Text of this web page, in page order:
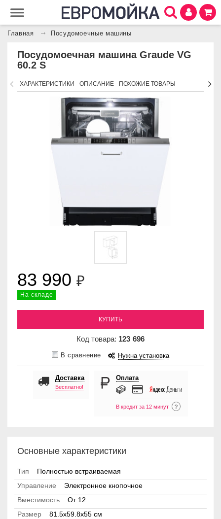
Главная Посудомоечные машины
Посудомоечная машина Graude VG
60.2 S
ХАРАКТЕРИСТИКИ ОПИСАНИЕ ПОХОЖИЕ ТОВАРЫ
83 990 ₽
На складе
КУПИТЬ
Код товара: 123 696
В сравнение Нужна установка
Доставка
Бесплатно!
Оплата
В кредит за 12 минут ?
Основные характеристики
Тип
Полностью встраиваемая
Управление
Электронное кнопочное
Вместимость
От 12
Размер
81.5х59.8х55 см